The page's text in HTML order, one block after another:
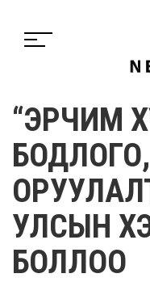
“ЭРЧИМ
УЛСЫН
БОЛЛОО